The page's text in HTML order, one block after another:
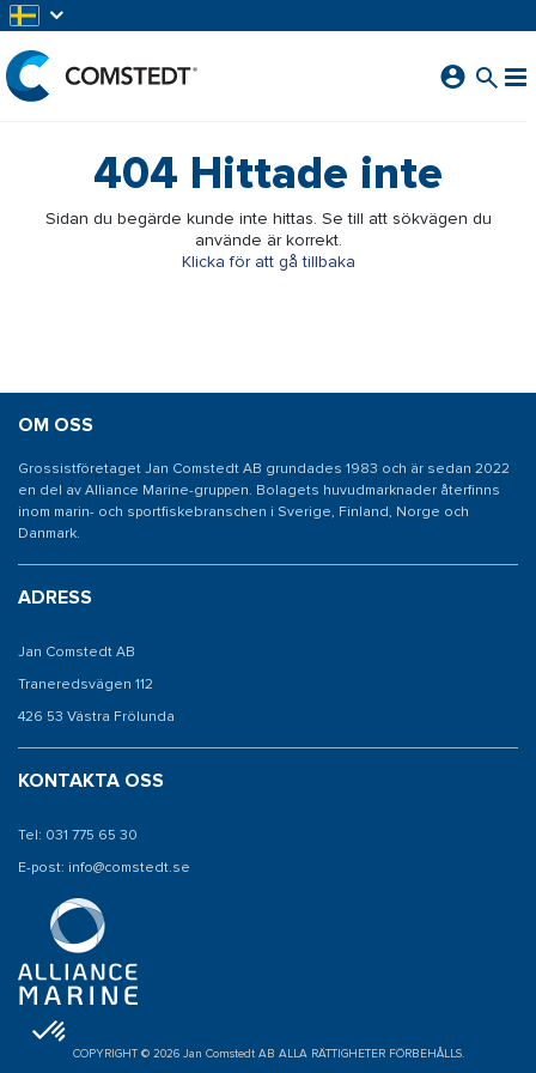
404 Hittade inte
Sidan du begärde kunde inte hittas. Se till att sökvägen du
använde är korrekt.
Klicka för att gå tillbaka
OM OSS
Grossistföretaget Jan Comstedt AB grundades 1983 och är sedan 2022
en del av Alliance Marine-gruppen. Bolagets huvudmarknader återfinns
inom marin- och sportfiskebranschen i Sverige, Finland, Norge och
Danmark.
ADRESS
Jan Comstedt AB
Traneredsvägen 112
426 53 Västra Frölunda
KONTAKTA OSS
Tel: 031 775 65 30
E-post: info@comstedt.se
COPYRIGHT © 2026 Jan Comstedt AB ALLA RÄTTIGHETER FÖRBEHÅLLS.